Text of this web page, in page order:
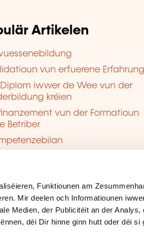
Funktiounen am
Mir deelen och Informatiounen
Medien, der Publicitéit an der Analys,
déi Dir hinne ginn hutt oder déi si
Artikelen
vun erfuerene Erfahrung
Diplom iwwer de Wee vun der
kréien
vun der Formatioun
Betriber